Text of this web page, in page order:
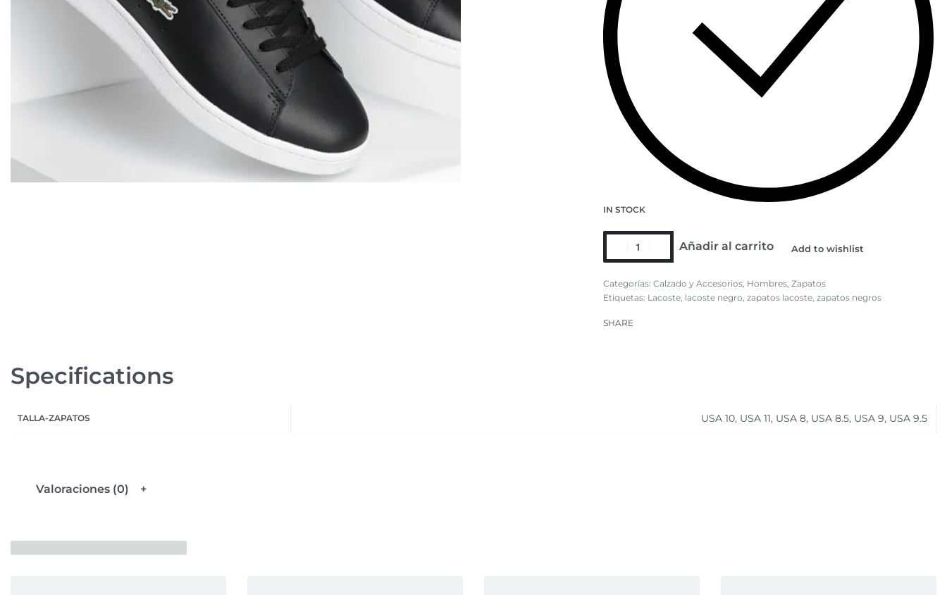
IN STOCK
Añadir al carrito Add to wishlist
Categorías: Calzado y Accesorios, Hombres, Zapatos
Etiquetas: Lacoste, lacoste negro zapatos lacoste, zapatos negros
SHARE
Specifications
TALLA-ZAPATOS USA 10, USA 11, USA 8, USA 8.5, USA 9, USA 9.5
Valoraciones (0)